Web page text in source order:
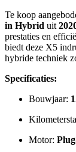
Te koop
in Hybrid uit
prestaties en
biedt deze X5
hybride techniek
Specificaties:
Bouwjaar:
Motor: